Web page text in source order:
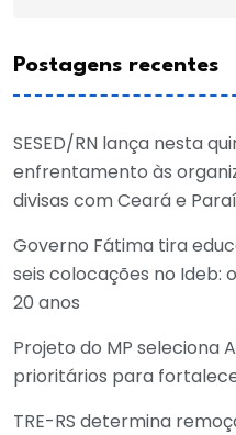
Postagens recentes
SESED/RN lança nesta
enfrentamento às
divisas com Ceará e
Governo Fátima tira
seis colocações no Ideb:
20 anos
Projeto do MP seleciona
prioritários para
TRE-RS determina